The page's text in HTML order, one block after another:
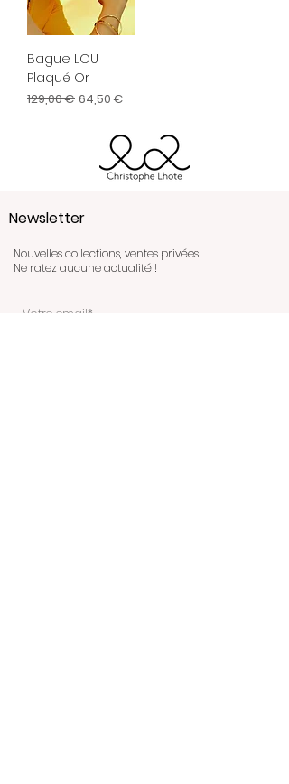
Bague LOU
Plaqué Or
Prix original
129,00 € Prix promotionnel
64,50 €
Newsletter
Nouvelles collections, ventes privées….
Ne ratez aucune actualité !